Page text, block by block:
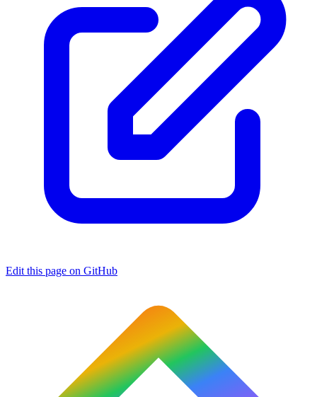
Edit this page on GitHub